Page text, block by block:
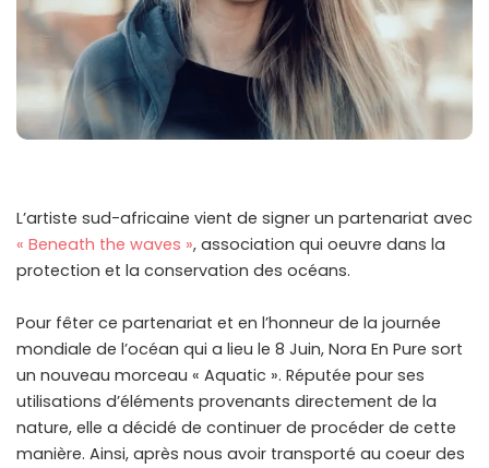
L’artiste sud-africaine vient de signer un partenariat avec
« Beneath the waves », association qui oeuvre dans la
protection et la conservation des océans.
Pour fêter ce partenariat et en l’honneur de la journée
mondiale de l’océan qui a lieu le 8 Juin, Nora En Pure sort
un nouveau morceau « Aquatic ». Réputée pour ses
utilisations d’éléments provenants directement de la
nature, elle a décidé de continuer de procéder de cette
manière. Ainsi, après nous avoir transporté au coeur des